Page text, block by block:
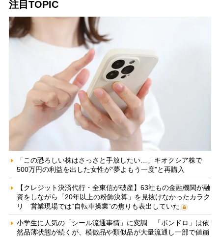
注目TOPIC
「この恐ろしい株はさっさと手放したい…」キオクシア株で
500万円の利益を出した女性が“夢よもう一度”と再購入
【クレジット決済代行・全東信が破産】63社もの金融機関が融
資をしながら「20年以上の粉飾決算」を見抜けなかったカラク
リ 営業現場では“自転車操業”の焦りも表出していた
小学生に人気の「シール流通事情」に変調 「ボンドロ」は依
然品薄状態が続くが、模倣品や類似品が大量流通し一部で値崩